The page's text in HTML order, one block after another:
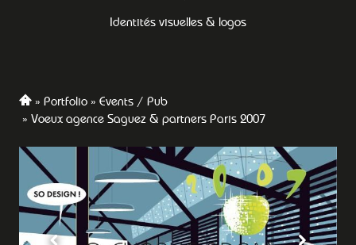
Identités visuelles & logos
Portfolio
Events / Pub
Voeux agence Saguez & partners Paris 2007